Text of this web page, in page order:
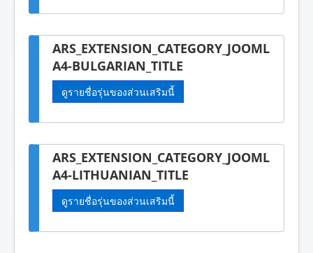
ARS_EXTENSION_CATEGORY_JOOML
A4-BULGARIAN_TITLE
ดูรายชื่อรุ่นของส่วนเสริมนี้
ARS_EXTENSION_CATEGORY_JOOML
A4-LITHUANIAN_TITLE
ดูรายชื่อรุ่นของส่วนเสริมนี้